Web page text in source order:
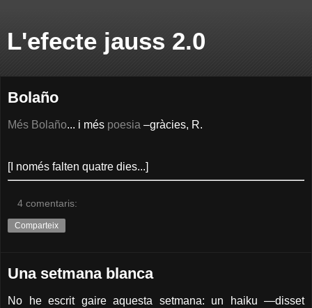
L'efecte jauss 2.0
Bolaño
Més Bolaño... i més poesia –gràcies, R.
[I només falten quatre dies...]
4 comentaris:
Comparteix
Una setmana blanca
No he escrit gaire aquesta setmana: un haiku —disset